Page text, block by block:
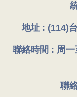
地址 : (114)
聯絡時間 : 周
聯